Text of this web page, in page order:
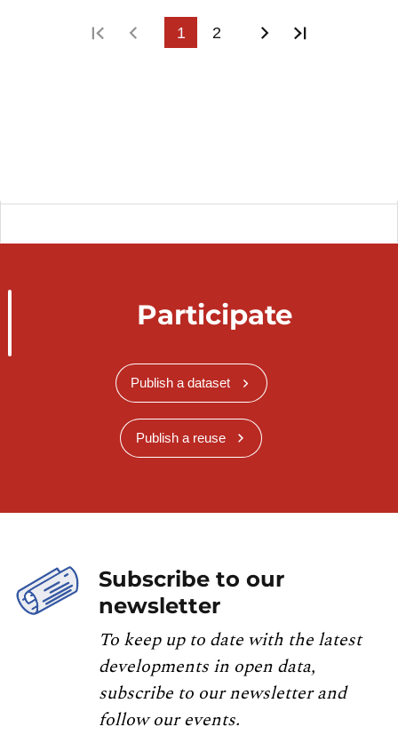
First pagePrevious page
1 2 Next page
Participate
Publish a dataset
Publish a reuse
Subscribe to our
newsletter
To keep up to date with the latest
developments in open data,
subscribe to our newsletter and
follow our events.